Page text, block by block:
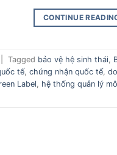
CONTINUE
Tagged bảo vệ hệ sinh thái
tế, chứng nhận quốc tế,
Label hệ thống quản lý